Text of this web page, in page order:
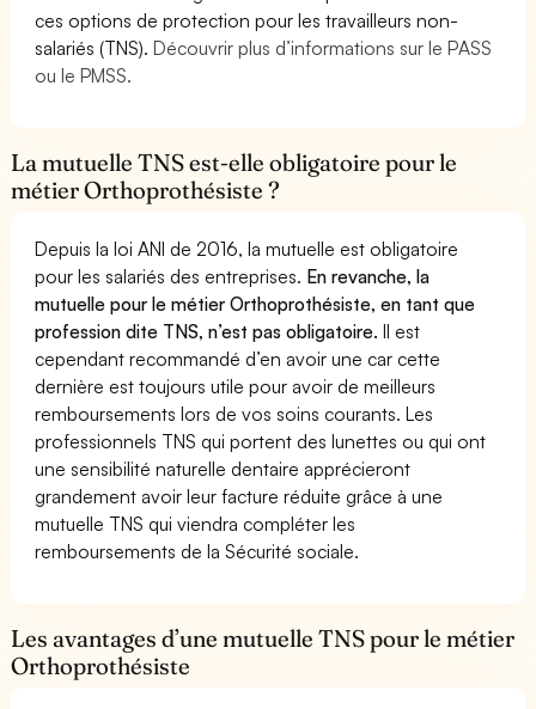
ces options de protection pour les travailleurs non-
salariés (TNS).Découvrir plus d’informations sur le PASS
ou le PMSS.
La mutuelle TNS est-elle obligatoire pour le
métier Orthoprothésiste ?
Depuis la loi ANI de 2016, la mutuelle est obligatoire
pour les salariés des entreprises. En revanche, la
mutuelle pour le métier Orthoprothésiste, en tant que
profession dite TNS, n’est pas obligatoire.Il est
cependant recommandé d’en avoir une car cette
dernière est toujours utile pour avoir de meilleurs
remboursements lors de vos soins courants. Les
professionnels TNS qui portent des lunettes ou qui ont
une sensibilité naturelle dentaire apprécieront
grandement avoir leur facture réduite grâce à une
mutuelle TNS qui viendra compléter les
remboursements de la Sécurité sociale.
Les avantages d’une mutuelle TNS pour le métier
Orthoprothésiste